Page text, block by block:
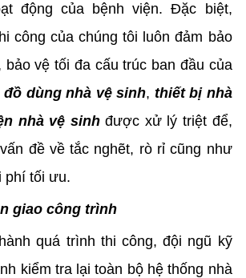
động của bệnh viện. Đặc biệt,
công của chúng tôi luôn đảm bảo
bảo vệ tối đa cấu trúc ban đầu của
đồ dùng nhà vệ sinh, thiết bị nhà
nhà vệ sinhđược xử lý triệt để,
đề về tắc nghẽt, rò rỉ cũng như
phí tối ưu.
giao công trình
quá trình thi công, đội ngũ kỹ
kiểm tra lại toàn bộ hệ thống nhà